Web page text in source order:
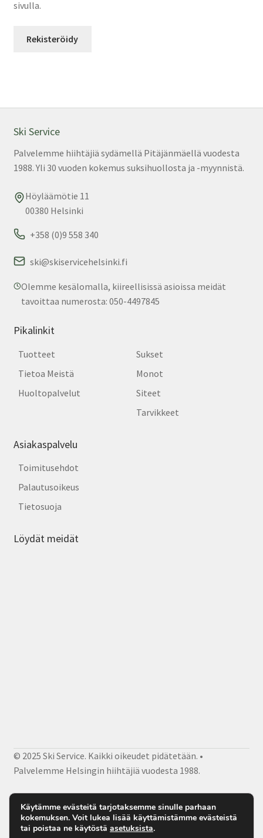
sivulla.
Rekisteröidy
Ski Service
Palvelemme hiihtäjiä sydämellä Pitäjänmäellä vuodesta
1988. Yli 30 vuoden kokemus suksihuollosta ja -myynnistä.
Höyläämötie 11
00380 Helsinki
+358 (0)9 558 340
ski@skiservicehelsinki.fi
Olemme kesälomalla, kiireellisissä asioissa meidät
tavoittaa numerosta: 050-4497845
Pikalinkit
Tuotteet
Tietoa Meistä
Huoltopalvelut
Sukset
Monot
Siteet
Tarvikkeet
Asiakaspalvelu
Toimitusehdot
Palautusoikeus
Tietosuoja
Löydät meidät
© 2025 Ski Service. Kaikki oikeudet pidätetään. •
Palvelemme Helsingin hiihtäjiä vuodesta 1988.
Facebook
Käytämme evästeitä tarjotaksemme sinulle parhaan
kokemuksen. Voit lukea lisää käyttämistämme evästeistä
tai poistaa ne käytöstä asetuksista.